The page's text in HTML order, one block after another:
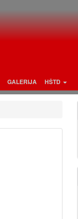
GALERIJA HŠTD